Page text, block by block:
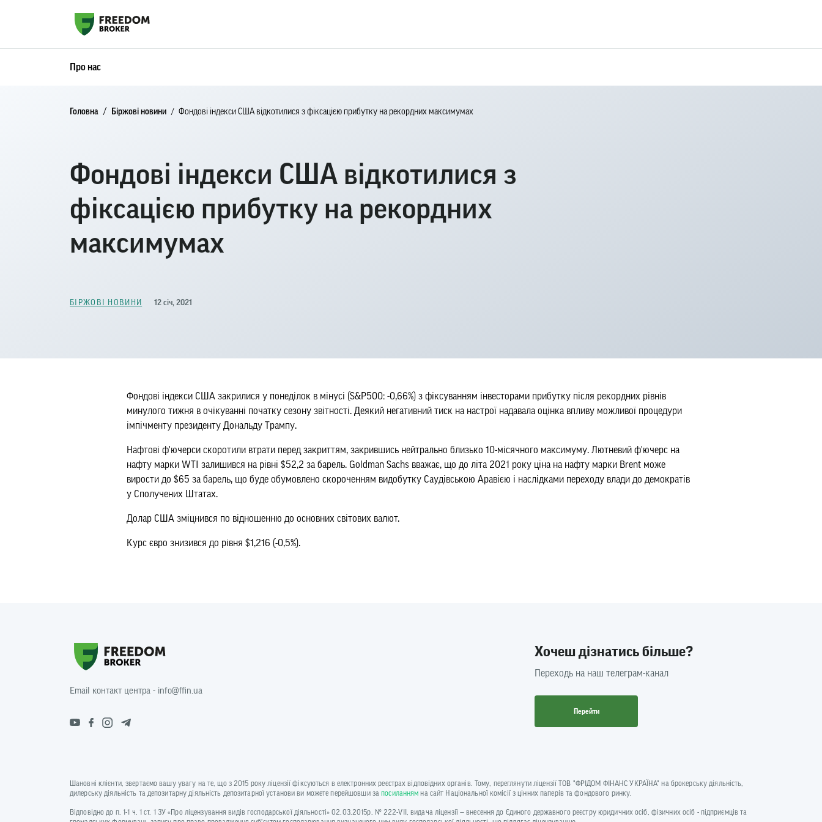
Про нас
Головна Біржові новини Фондові індекси США відкотилися з фіксацією прибутку на рекордних максимумах
Фондові індекси США відкотилися з
фіксацією прибутку на рекордних
максимумах
БІРЖОВІ НОВИНИ 12 січ, 2021
Фондові індекси США закрилися у понеділок в мінусі (S&P500: -0,66%) з фіксуванням інвесторами прибутку після рекордних рівнів
минулого тижня в очікуванні початку сезону звітності. Деякий негативний тиск на настрої надавала оцінка впливу можливої процедури
імпічменту президенту Дональду Трампу.
Нафтові ф'ючерси скоротили втрати перед закриттям, закрившись нейтрально близько 10-місячного максимуму. Лютневий ф'ючерс на
нафту марки WTI залишився на рівні $52,2 за барель. Goldman Sachs вважає, що до літа 2021 року ціна на нафту марки Brent може
вирости до $65 за барель, що буде обумовлено скороченням видобутку Саудівською Аравією і наслідками переходу влади до демократів
у Сполучених Штатах.
Долар США зміцнився по відношенню до основних світових валют.
Курс євро знизився до рівня $1,216 (-0,5%).
Email контакт центра - info@ffin.ua
Хочеш дізнатись більше?
Переходь на наш телеграм-канал
Перейти
Шановні клієнти, звертаємо вашу увагу на те, що з 2015 року ліцензії фіксуються в електронних реєстрах відповідних органів. Тому, переглянути ліцензії ТОВ "ФРІДОМ ФІНАНС УКРАЇНА" на брокерську діяльність,
дилерську діяльність та депозитарну діяльність депозитарної установи ви можете перейшовши запосиланням на сайт Національної комісії з цінних паперів та фондового ринку.
Відповідно до п. 1-1 ч. 1 ст. 1 ЗУ «Про ліцензування видів господарської діяльності» 02.03.2015р. № 222-VII, видача ліцензії — внесення до Єдиного державного реєстру юридичних осіб, фізичних осіб - підприємців та